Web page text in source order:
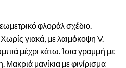
φλοράλ σχέδιο.
γιακά, με λαιμόκοψη V.
μέχρι κάτω. Ίσια γραμμή με
Μακριά μανίκια με φινίρισμα